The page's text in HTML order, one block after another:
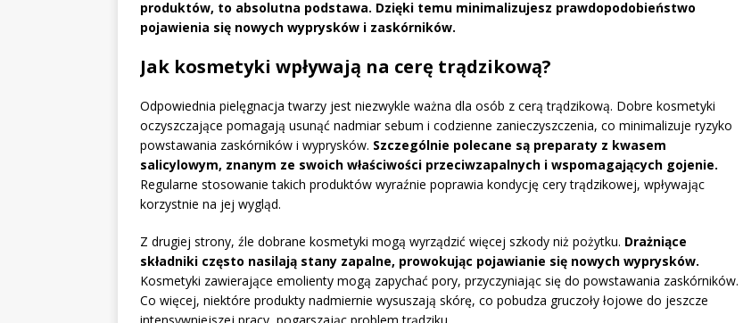
produktów, to absolutna podstawa. Dzięki temu minimalizujesz prawdopodobieństwo
pojawienia się nowych wyprysków i zaskórników.
Jak kosmetyki wpływają na cerę trądzikową?
Odpowiednia pielęgnacja twarzy jest niezwykle ważna dla osób z cerą trądzikową. Dobre kosmetyki
oczyszczające pomagają usunąć nadmiar sebum i codzienne zanieczyszczenia, co minimalizuje ryzyko
powstawania zaskórników i wyprysków. Szczególnie polecane są preparaty z kwasem
salicylowym, znanym ze swoich właściwości przeciwzapalnych i wspomagających gojenie.
Regularne stosowanie takich produktów wyraźnie poprawia kondycję cery trądzikowej, wpływając
korzystnie na jej wygląd.
Z drugiej strony, źle dobrane kosmetyki mogą wyrządzić więcej szkody niż pożytku. Drażniące
składniki często nasilają stany zapalne, prowokując pojawianie się nowych wyprysków.
Kosmetyki zawierające emolienty mogą zapychać pory, przyczyniając się do powstawania zaskórników.
Co więcej, niektóre produkty nadmiernie wysuszają skórę, co pobudza gruczoły łojowe do jeszcze